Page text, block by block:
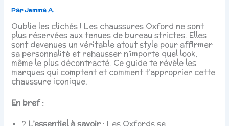
ParJemma A.
Oublie les clichés ! Les chaussures Oxford ne sont
plus réservées aux tenues de bureau strictes. Elles
sont devenues un véritable atout style pour affirmer
sa personnalité et rehausser n’importe quel look,
même le plus décontracté. Ce guide te révèle les
marques qui comptent et comment t’approprier cette
chaussure iconique.
En bref :
? L’essentiel à savoir : Les Oxfords se